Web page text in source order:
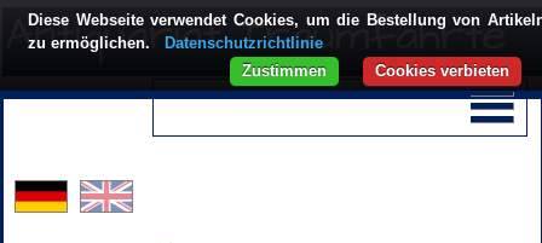
Diese Webseite verwendet Cookies, um die Bestellung von
zu ermöglichen.
Datenschutzrichtlinie
Cookies verbieten
Zustimmen